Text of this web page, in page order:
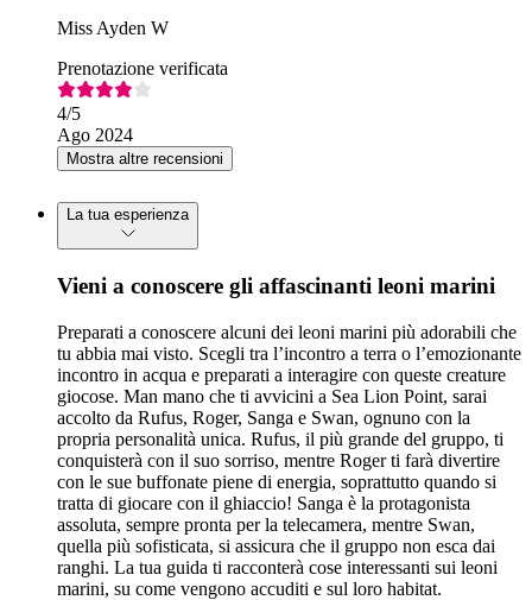
Miss Ayden W
Prenotazione verificata
4/5
Ago 2024
Mostra altre recensioni
La tua esperienza
Vieni a conoscere gli affascinanti leoni marini
Preparati a conoscere alcuni dei leoni marini più adorabili che
tu abbia mai visto. Scegli tra l’incontro a terra o l’emozionante
incontro in acqua e preparati a interagire con queste creature
giocose. Man mano che ti avvicini a Sea Lion Point, sarai
accolto da Rufus, Roger, Sanga e Swan, ognuno con la
propria personalità unica. Rufus, il più grande del gruppo, ti
conquisterà con il suo sorriso, mentre Roger ti farà divertire
con le sue buffonate piene di energia, soprattutto quando si
tratta di giocare con il ghiaccio! Sanga è la protagonista
assoluta, sempre pronta per la telecamera, mentre Swan,
quella più sofisticata, si assicura che il gruppo non esca dai
ranghi. La tua guida ti racconterà cose interessanti sui leoni
marini, su come vengono accuditi e sul loro habitat.